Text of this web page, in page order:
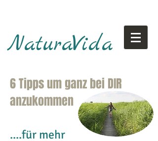
NaturaVida
6 Tipps um ganz bei DIR
anzukommen
​....für mehr